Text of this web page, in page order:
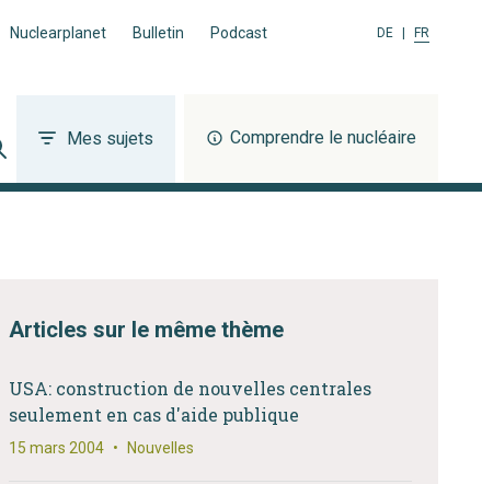
Nuclearplanet Bulletin Podcast DE FR
Mes sujets Comprendre le nucléaire
Articles sur le même thème
USA: construction de nouvelles centrales
seulement en cas d'aide publique
15 mars 2004 • Nouvelles